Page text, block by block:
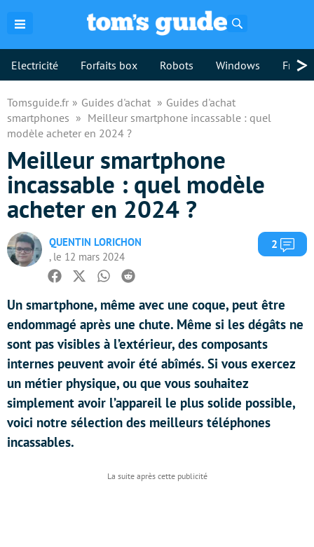
Electricité Forfaits box Robots Windows >
Tomsguide.fr Guides d'achat
Guides d'achat
smartphones
Meilleur smartphone incassable : quel
modèle acheter en 2024 ?
Meilleur smartphone
incassable : quel modèle
acheter en 2024 ?
QUENTIN LORICHON
, le 12 mars 2024
2
Facebook
TwitterWhatsapp
Reddit
Un smartphone, même avec une coque, peut être
endommagé après une chute. Même si les dégâts ne
sont pas visibles à l’extérieur, des composants
internes peuvent avoir été abîmés. Si vous exercez
un métier physique, ou que vous souhaitez
simplement avoir l’appareil le plus solide possible,
voici notre sélection des meilleurs téléphones
incassables.